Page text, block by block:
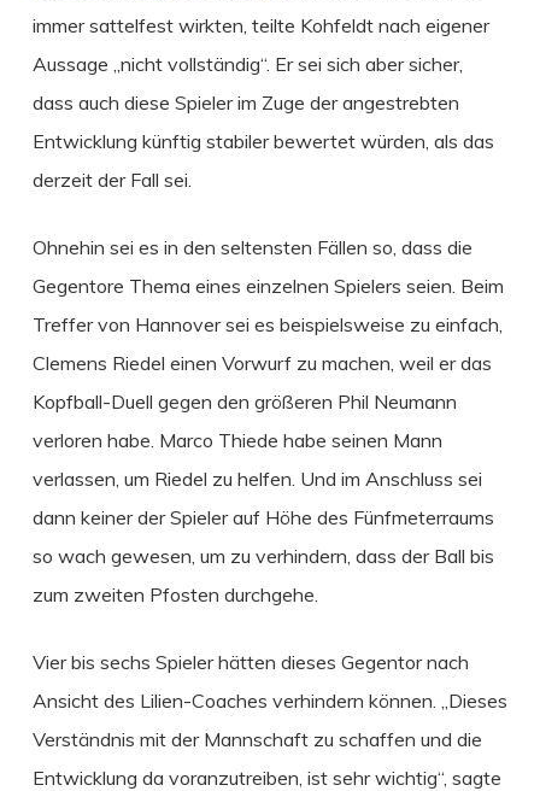
immer sattelfest wirkten, teilte Kohfeldt nach eigener
Aussage „nicht vollständig“. Er sei sich aber sicher,
dass auch diese Spieler im Zuge der angestrebten
Entwicklung künftig stabiler bewertet würden, als das
derzeit der Fall sei.
Ohnehin sei es in den seltensten Fällen so, dass die
Gegentore Thema eines einzelnen Spielers seien. Beim
Treffer von Hannover sei es beispielsweise zu einfach,
Clemens Riedel einen Vorwurf zu machen, weil er das
Kopfball-Duell gegen den größeren Phil Neumann
verloren habe. Marco Thiede habe seinen Mann
verlassen, um Riedel zu helfen. Und im Anschluss sei
dann keiner der Spieler auf Höhe des Fünfmeterraums
so wach gewesen, um zu verhindern, dass der Ball bis
zum zweiten Pfosten durchgehe.
Vier bis sechs Spieler hätten dieses Gegentor nach
Ansicht des Lilien-Coaches verhindern können. „Dieses
Verständnis mit der Mannschaft zu schaffen und die
Entwicklung da voranzutreiben, ist sehr wichtig“, sagte